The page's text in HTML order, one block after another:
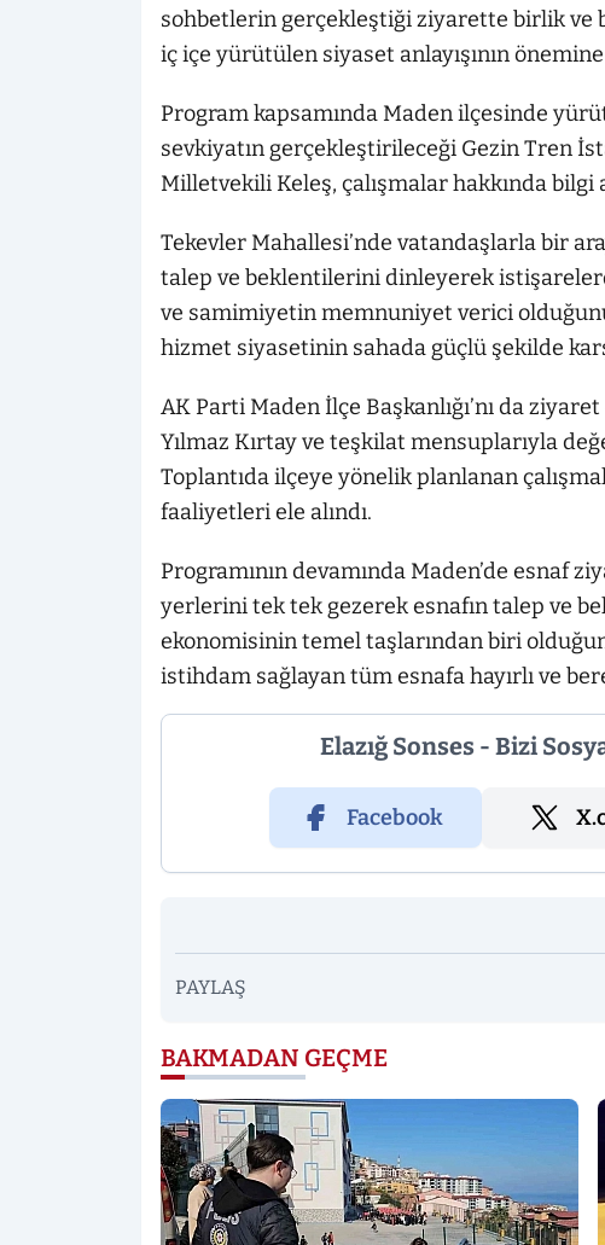
sohbetlerin gerçekleştiği ziyarette birlik ve
iç içe yürütülen siyaset anlayışının
Program kapsamında Maden ilçesinde
sevkiyatın gerçekleştirileceği Gezin Tren
Milletvekili Keleş, çalışmalar hakkında bilgi
Tekevler Mahallesi’nde vatandaşlarla bir
talep ve beklentilerini dinleyerek
ve samimiyetin memnuniyet verici
hizmet siyasetinin sahada güçlü şekilde
AK Parti Maden İlçe Başkanlığı’nı da
Yılmaz Kırtay ve teşkilat mensuplarıyla
Toplantıda ilçeye yönelik planlanan
faaliyetleri ele alındı.
Programının devamında Maden’de esnaf
yerlerini tek tek gezerek esnafın talep ve
ekonomisinin temel taşlarından biri
istihdam sağlayan tüm esnafa hayırlı ve
Elazığ Sonses - Bizi
Facebook
PAYLAŞ
BAKMADAN GEÇME